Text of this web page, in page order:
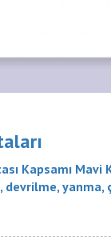
Kapsamı Mavi
yanma,